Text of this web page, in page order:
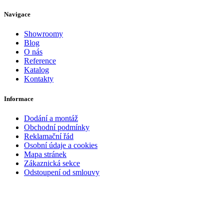
Navigace
Showroomy
Blog
O nás
Reference
Katalog
Kontakty
Informace
Dodání a montáž
Obchodní podmínky
Reklamační řád
Osobní údaje a cookies
Mapa stránek
Zákaznická sekce
Odstoupení od smlouvy